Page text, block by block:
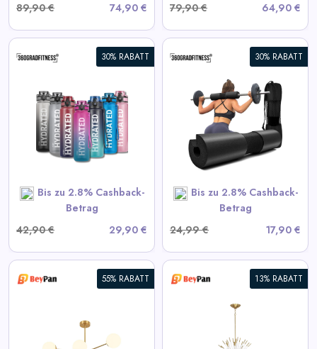
89,90 €
74,90 €
79,90 €
64,90 €
30% RABATT
Bis zu 2.8% Cashback-
Betrag
42,90 €
29,90 €
30% RABATT
Bis zu 2.8% Cashback-
Betrag
24,99 €
17,90 €
360° Langhantel-Polster
View All 360GradFitness
Deals
SHOP NOW
55% RABATT 13% RABATT
Kronleuchter - Goldene
Sputnik-Hängelampe